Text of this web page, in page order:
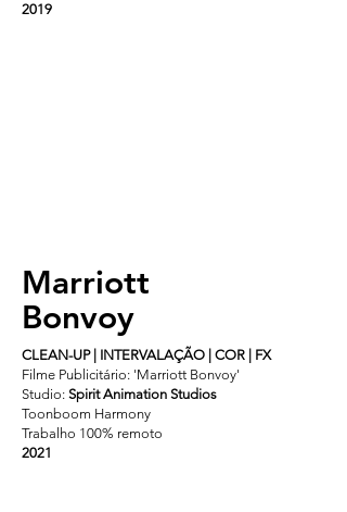
2019
Marriott
Bonvoy
CLEAN-UP | INTERVALAÇÃO | COR | FX
Filme Publicitário: 'Marriott Bonvoy'
Studio: Spirit Animation Studios
Toonboom Harmony
Trabalho 100% remoto
2021